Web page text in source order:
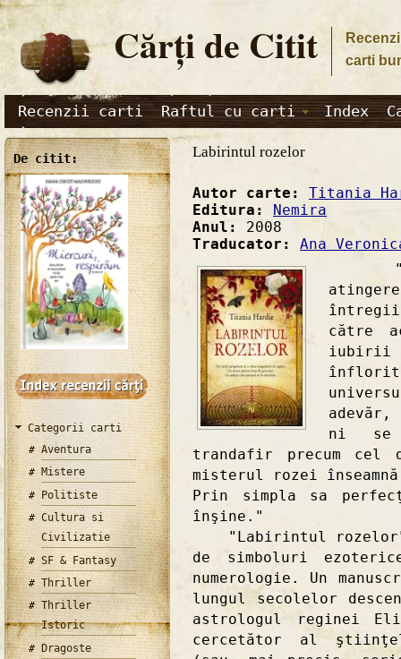
Cărţi de Citit
carti
Recenzii carti Raftul cu carti Index
De citit:
Categorii carti
Aventura
Mistere
Politiste
Cultura si
Civilizatie
SF & Fantasy
Thriller
Thriller
Istoric
Dragoste
Labirintul rozelor
Autor carte: Titania
Editura: Nemira
Anul: 2008
Traducator: Ana
către
iubirii
ni se
trandafir precum cel
misterul rozei
Prin simpla sa
înşine."
"Labirintul rozelor"
de simboluri
numerologie. Un
lungul secolelor
astrologul reginei
cercetător al